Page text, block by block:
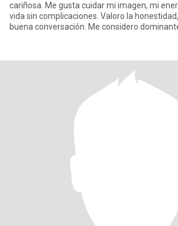
cariñosa. Me gusta cuidar mi imagen, mi
vida sin complicaciones. Valoro la
buena conversación. Me considero